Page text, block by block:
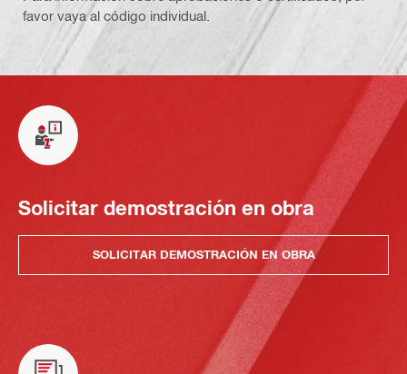
favor vaya al código individual.
Solicitar demostración en obra
SOLICITAR DEMOSTRACIÓN EN OBRA